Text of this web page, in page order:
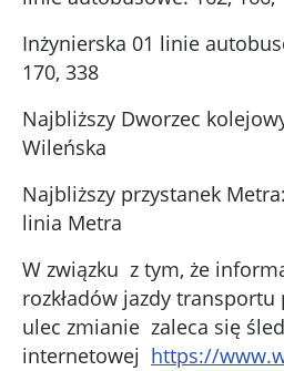
Inżynierska 01 linie
170, 338
Najbliższy Dworzec
Wileńska
Najbliższy przystanek
linia Metra
W związku z tym, że
rozkładów jazdy
ulec zmianie zaleca się
internetowej https://